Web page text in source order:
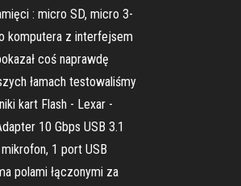
: micro SD, micro 3-
komputera z interfejsem
coś naprawdę
łamach testowaliśmy
kart Flash - Lexar -
10 Gbps USB 3.1
1 port USB
polami łączonymi za